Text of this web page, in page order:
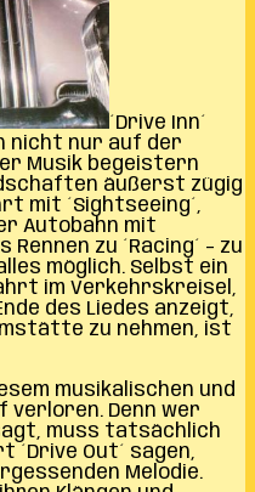
´Drive Inn´
nicht nur auf der
Musik begeistern
äußerst zügig
mit ´Sightseeing´,
Autobahn mit
Rennen zu ´Racing´ – zu
möglich. Selbst ein
im Verkehrskreisel,
des Liedes anzeigt,
zu nehmen, ist
musikalischen und
verloren. Denn wer
sagt, muss tatsächlich
´Drive Out´ sagen,
Melodie.